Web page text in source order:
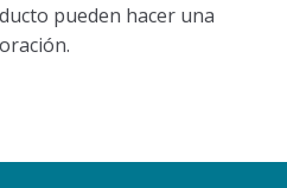
pueden hacer una